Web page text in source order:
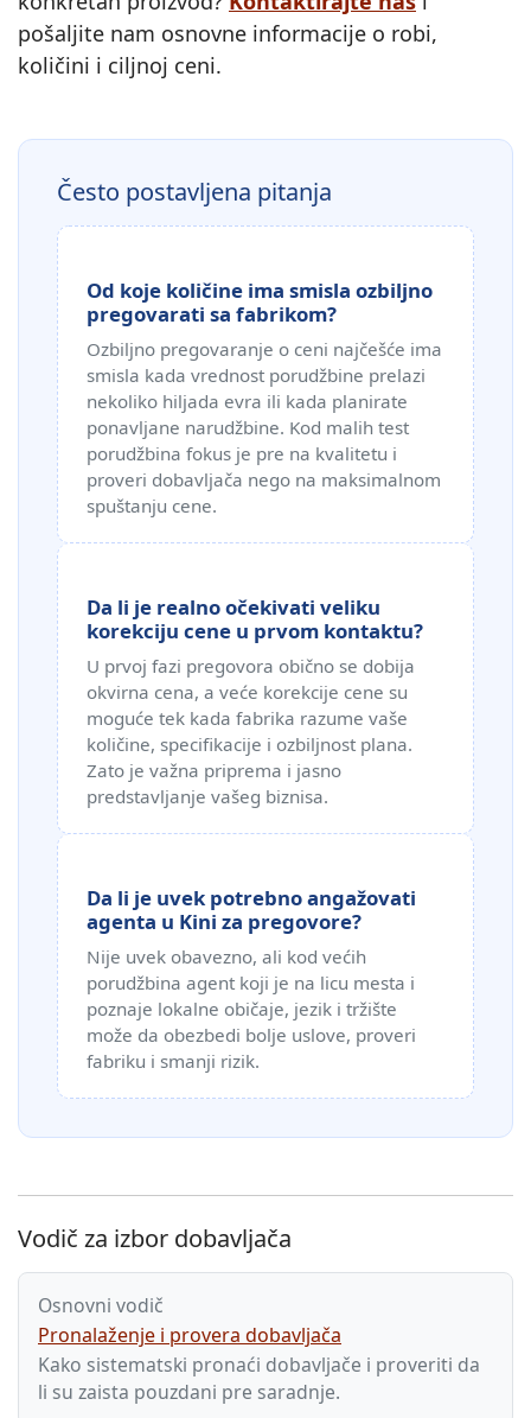
pošaljite nam osnovne informacije o robi,
količini i ciljnoj ceni.
Često postavljena pitanja
Od koje količine ima smisla ozbiljno
pregovarati sa fabrikom?
Ozbiljno pregovaranje o ceni najčešće ima
smisla kada vrednost porudžbine prelazi
nekoliko hiljada evra ili kada planirate
ponavljane narudžbine. Kod malih test
porudžbina fokus je pre na kvalitetu i
proveri dobavljača nego na maksimalnom
spuštanju cene.
Da li je realno očekivati veliku
korekciju cene u prvom kontaktu?
U prvoj fazi pregovora obično se dobija
okvirna cena, a veće korekcije cene su
moguće tek kada fabrika razume vaše
količine, specifikacije i ozbiljnost plana.
Zato je važna priprema i jasno
predstavljanje vašeg biznisa.
Da li je uvek potrebno angažovati
agenta u Kini za pregovore?
Nije uvek obavezno, ali kod većih
porudžbina agent koji je na licu mesta i
poznaje lokalne običaje, jezik i tržište
može da obezbedi bolje uslove, proveri
fabriku i smanji rizik.
Vodič za izbor dobavljača
Osnovni vodič
Pronalaženje i provera dobavljača
Kako sistematski pronaći dobavljače i proveriti da
li su zaista pouzdani pre saradnje.